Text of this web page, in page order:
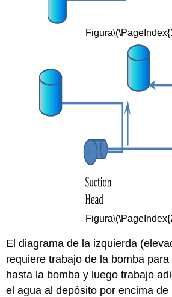
Figura
Figura
El diagrama de la izquierda
requiere trabajo de la bomba
hasta la bomba y luego trabajo
el agua al depósito por encima de